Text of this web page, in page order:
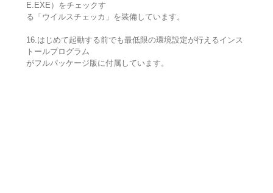
E.EXE）をチェックす
る「ウイルスチェッカ」を装備しています。
16.はじめて起動する前でも最低限の環境設定が行えるインス
トールプログラム
がフルパッケージ版に付属しています。